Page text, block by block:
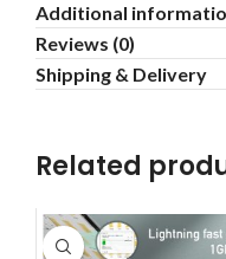
Additional
Reviews (0)
Shipping & Delivery
Related